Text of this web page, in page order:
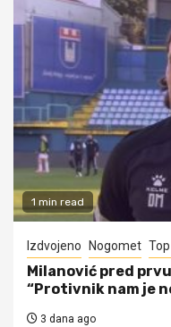
1 min read
Izdvojeno Nogomet
Milanović pred
“Protivnik nam je
3 dana ago